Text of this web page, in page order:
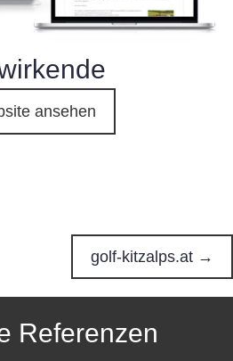
ansehen
golf-kitzalps.at →
Referenzen